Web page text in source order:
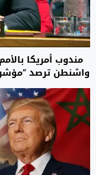
مندوب أمريكا
واشنطن ترصد
بالمسار الأممي